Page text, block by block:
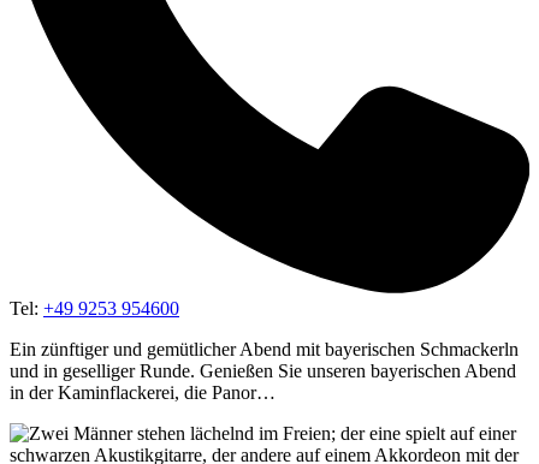
Tel: +49 9253 954600
Ein zünftiger und gemütlicher Abend mit bayerischen Schmackerln
und in geselliger Runde. Genießen Sie unseren bayerischen Abend
in der Kaminflackerei, die Panor…